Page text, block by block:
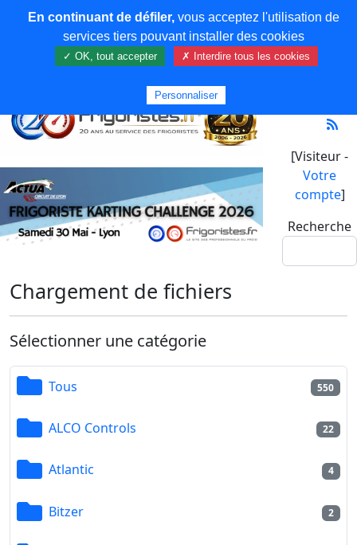
[Visiteur -
Votre
compte]
Recherche
Chargement de fichiers
Sélectionner une catégorie
Tous 550
ALCO Controls 22
Atlantic 4
Bitzer 2
En continuant de défiler,vous acceptez l'utilisation de
services tiers pouvant installer des cookies
✓ OK, tout accepter ✗ Interdire tous les cookies
Personnaliser